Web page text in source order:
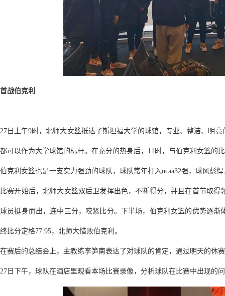
首战伯克利
27日上午9时，北师大女篮抵达了斯坦福大学的球馆，专业、整洁、明
都可以作为大学球馆的标杆。在充分的热身后，11时，与伯克利女篮的
伯克利女篮也是一支实力强劲的球队，球队常年打入ncaa32强，球风彪
比赛开始后，北师大女篮双后卫发挥出色，不断得分，并且在首节取
球员挺身而出，连中三分，咬紧比分。下半场，伯克利女篮的优势逐
终比分定格77:95，北师大惜败伯克利。
在赛后的总结会上，主教练李笋南表达了对球队的肯定，通过明天的休
27日下午，球队在酒店里观看本场比赛录像，分析球队在比赛中出现的